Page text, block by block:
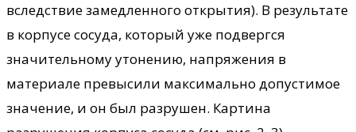
вследствие замедленного открытия). В результате
в корпусе сосуда, который уже подвергся
значительному утонению, напряжения в
материале превысили максимально допустимое
значение, и он был разрушен. Картина